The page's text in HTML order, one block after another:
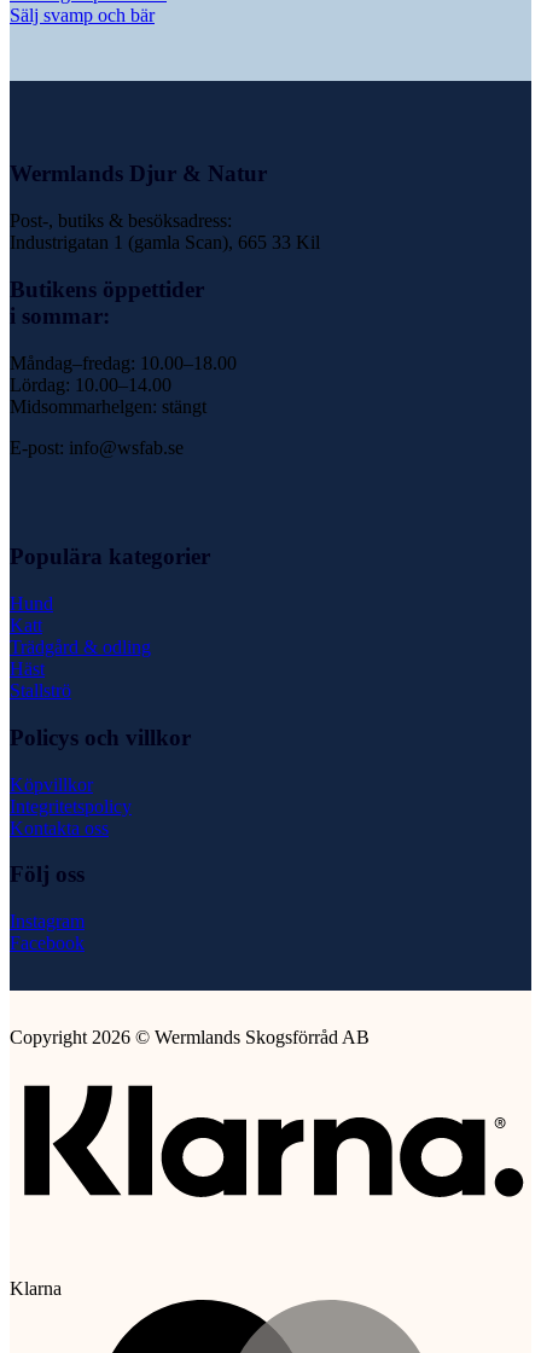
Sälj svamp och bär
Wermlands Djur & Natur
Post-, butiks & besöksadress:
Industrigatan 1 (gamla Scan), 665 33 Kil
Butikens öppettider
i sommar:
Måndag–fredag: 10.00–18.00
Lördag: 10.00–14.00
Midsommarhelgen: stängt
E-post: info@wsfab.se
Populära kategorier
Hund
Katt
Trädgård & odling
Häst
Stallströ
Policys och villkor
Köpvillkor
Integritetspolicy
Kontakta oss
Följ oss
Instagram
Facebook
Copyright 2026 © Wermlands Skogsförråd AB
Klarna